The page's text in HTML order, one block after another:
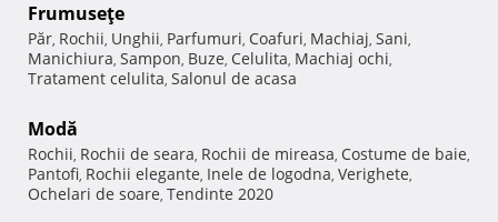
Frumuseţe
Păr, Rochii, Unghii, Parfumuri, Coafuri, Machiaj, Sani,
Manichiura, Sampon, Buze, Celulita, Machiaj ochi,
Tratament celulita, Salonul de acasa
Modă
Rochii, Rochii de seara, Rochii de mireasa, Costume de baie,
Pantofi, Rochii elegante, Inele de logodna, Verighete,
Ochelari de soare, Tendinte 2020